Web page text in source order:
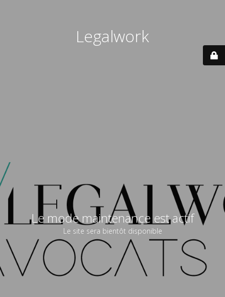
Legalwork
Le mode maintenance est actif
Le site sera bientôt disponible